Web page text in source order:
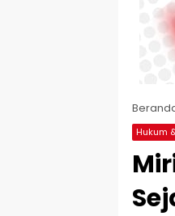
Hukum